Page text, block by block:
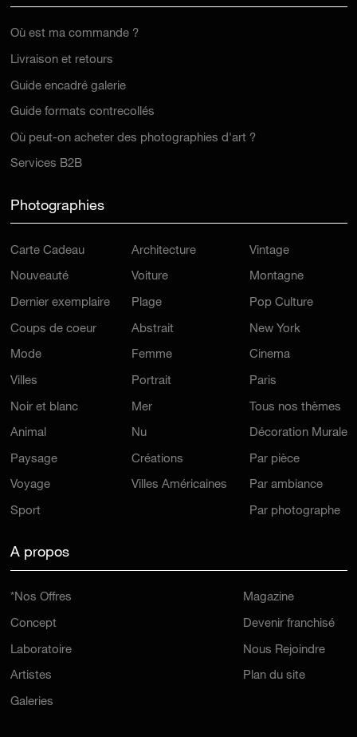
Où est ma commande ?
Livraison et retours
Guide encadré galerie
Guide formats contrecollés
Où peut-on acheter des photographies d'art ?
Services B2B
Photographies
Carte Cadeau
Nouveauté
Dernier exemplaire
Coups de coeur
Mode
Villes
Noir et blanc
Animal
Paysage
Voyage
Sport
Architecture
Voiture
Plage
Abstrait
Femme
Portrait
Mer
Nu
Créations
Villes Américaines
Vintage
Montagne
Pop Culture
New York
Cinema
Paris
Tous nos thèmes
Décoration Murale
Par pièce
Par ambiance
Par photographe
A propos
*Nos Offres
Concept
Laboratoire
Artistes
Galeries
Magazine
Devenir franchisé
Nous Rejoindre
Plan du site